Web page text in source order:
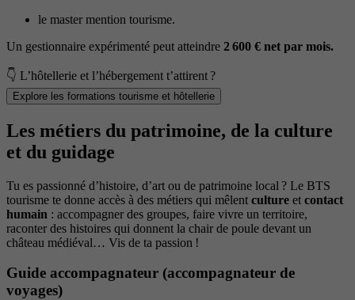
le master mention tourisme.
Un gestionnaire expérimenté peut atteindre 2 600 € net par mois.
👇 L’hôtellerie et l’hébergement t’attirent ?
Explore les formations tourisme et hôtellerie
Les métiers du patrimoine, de la culture
et du guidage
Tu es passionné d’histoire, d’art ou de patrimoine local ? Le BTS
tourisme te donne accès à des métiers qui mêlent culture et contact
humain : accompagner des groupes, faire vivre un territoire,
raconter des histoires qui donnent la chair de poule devant un
château médiéval… Vis de ta passion !
Guide accompagnateur (accompagnateur de
voyages)